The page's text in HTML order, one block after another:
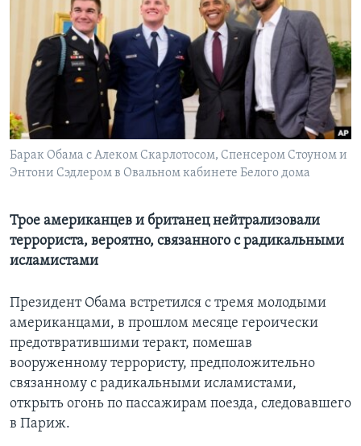
Learning English
СОЦИАЛЬНЫЕ СЕТИ
Языки
Барак Обама с Алеком Скарлотосом, Спенсером Стоуном и
Энтони Сэдлером в Овальном кабинете Белого дома
Трое американцев и британец нейтрализовали
террориста, вероятно, связанного с радикальными
исламистами
Президент Обама встретился с тремя молодыми
американцами, в прошлом месяце героически
предотвратившими теракт, помешав
вооруженному террористу, предположительно
связанному с радикальными исламистами,
открыть огонь по пассажирам поезда, следовавшего
в Париж.